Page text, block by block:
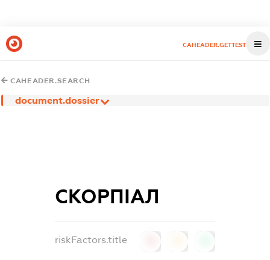
CAHEADER.GETTEST
CAHEADER.SEARCH
document.dossier
СКОРПІАЛ
riskFactors.title